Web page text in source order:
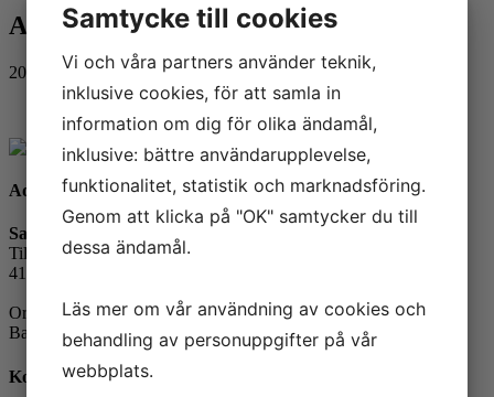
Ackrediteringsmärke 5622 Färg
2020-11-12
Adress
Safe Control Materialteknik AB
Tillgängligheten 1
417 10 Göteborg
Orgnr: 556604-7832
Bankgiro: 5104-8387
Kontakt
Samtycke till cookies
Vi och våra partners använder teknik,
inklusive cookies, för att samla in
information om dig för olika ändamål,
inklusive: bättre användarupplevelse,
funktionalitet, statistik och marknadsföring.
Genom att klicka på "OK" samtycker du till
dessa ändamål.
Läs mer om vår användning av cookies och
behandling av personuppgifter på vår
webbplats.